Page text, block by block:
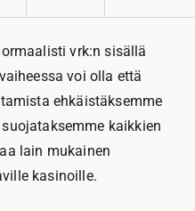
vrk:n sisällä
voi olla että
ehkäistäksemme
kaikkien
lain mukainen
kasinoille.